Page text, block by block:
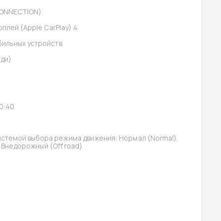
(Apple CarPlay) 4
устройств
выбора режима движения: Нормал (Normal),
(Off road)